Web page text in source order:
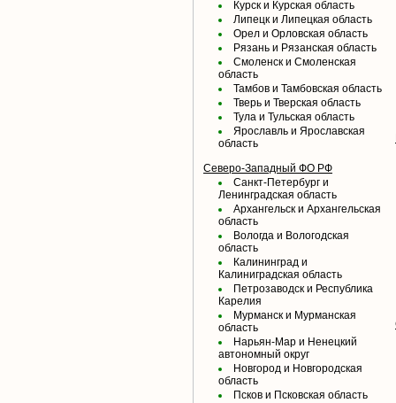
Курск и Курская область
Липецк и Липецкая область
Орел и Орловская область
Рязань и Рязанская область
Смоленск и Смоленская
область
Тамбов и Тамбовская область
Тверь и Тверская область
Тула и Тульская область
Ярославль и Ярославская
область
Северо-Западный ФО РФ
Санкт-Петербург и
Ленинградская область
Архангельск и Архангельская
область
Вологда и Вологодская
область
Калининград и
Калиниградская область
Петрозаводск и Республика
Карелия
Мурманск и Мурманская
область
Нарьян-Мар и Ненецкий
автономный округ
Новгород и Новгородская
область
Псков и Псковская область